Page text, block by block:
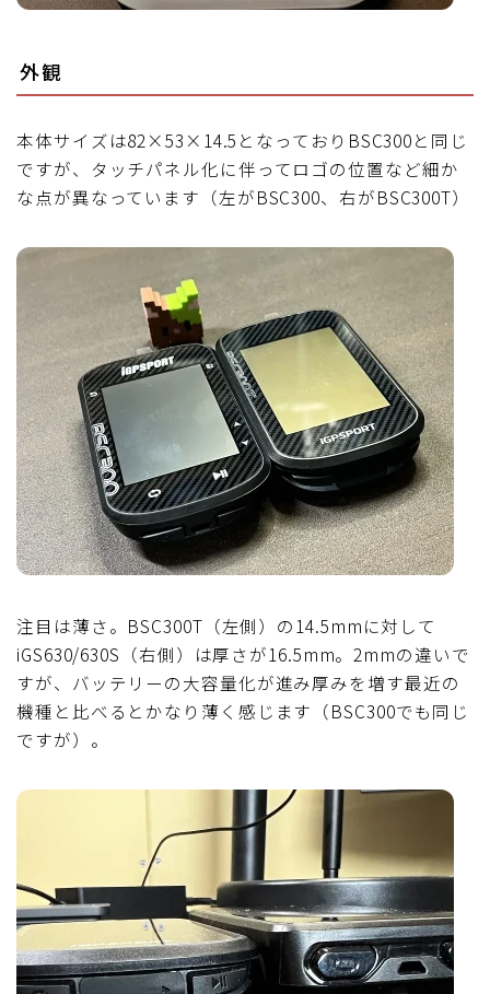
外観
本体サイズは82×53×14.5となっておりBSC300と同じ
ですが、タッチパネル化に伴ってロゴの位置など細か
な点が異なっています（左がBSC300、右がBSC300T）
注目は薄さ。BSC300T（左側）の14.5mmに対して
iGS630/630S（右側）は厚さが16.5mm。2mmの違いで
すが、バッテリーの大容量化が進み厚みを増す最近の
機種と比べるとかなり薄く感じます（BSC300でも同じ
ですが）。